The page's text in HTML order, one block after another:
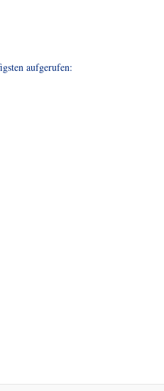
aufgerufen: